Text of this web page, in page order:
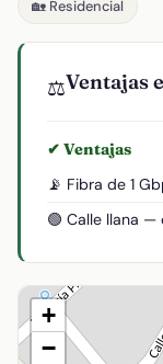
🏡 Residencial
⚖️Ventajas
✔ Ventajas
📡 Fibra de 1
🟢 Calle llana
+
−